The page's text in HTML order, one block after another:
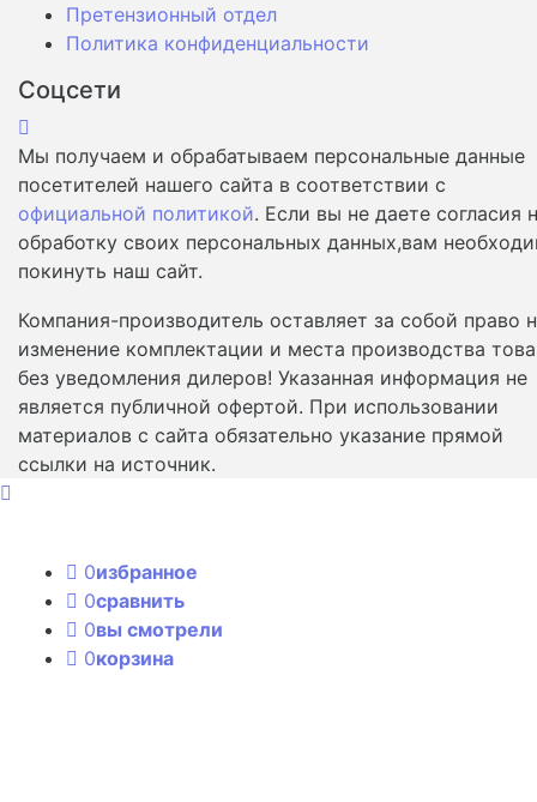
Претензионный отдел
Политика конфиденциальности
Соцсети
Мы получаем и обрабатываем персональные данные
посетителей нашего сайта в соответствии с
официальной политикой. Если вы не даете согласия
обработку своих персональных данных,вам
покинуть наш сайт.
Компания-производитель оставляет за собой право
изменение комплектации и места производства
без уведомления дилеров! Указанная информация не
является публичной офертой. При использовании
материалов с сайта обязательно указание прямой
ссылки на источник.
0избранное
0сравнить
0вы смотрели
0корзина